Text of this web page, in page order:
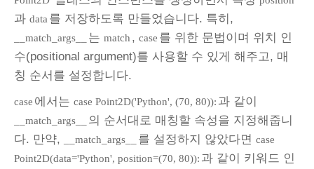
과 data 를 저장하도록 만들었습니다. 특히,
__match_args__ 는 match , case 를 위한 문법이며 위치 인
수(positional argument)를 사용할 수 있게 해주고, 매
칭 순서를 설정합니다.
case 에서는 case Point2D('Python', (70, 80)): 과 같이
__match_args__
의 순서대로 매칭할 속성을 지정해줍니
다. 만약,
__match_args__ 를 설정하지 않았다면 case
Point2D(data='Python', position=(70, 80)): 과 같이 키워드 인